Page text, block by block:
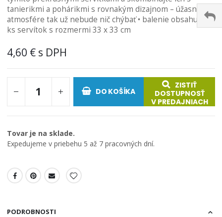
obrázkov
tanierikmi a pohárikmi s rovnakým dizajnom – úžasnej
atmosfére tak už nebude nič chýbať • balenie obsahuje 20
ks servítok s rozmermi 33 x 33 cm
4,60 €
DO KOŠÍKA
ZISTIŤ
DOSTUPNOSŤ
V PREDAJNIACH
Tovar je na sklade.
Expedujeme v priebehu 5 až 7 pracovných dní.
PODROBNOSTI